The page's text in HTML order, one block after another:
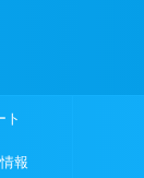
ト
報